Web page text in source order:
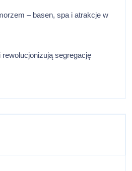
– basen, spa i atrakcje w
segregację